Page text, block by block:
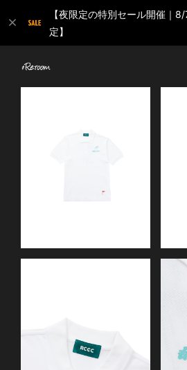
【夜限定の特別セール開催｜
定】